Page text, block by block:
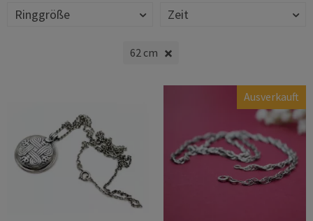
Ringgröße
Zeit
62 cm
Ausverkauft